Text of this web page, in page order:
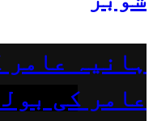
ہانیہ عامر
عامر کی